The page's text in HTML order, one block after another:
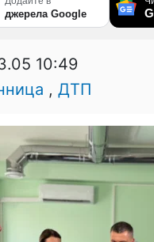
джерела Google
10:49
, ДТП